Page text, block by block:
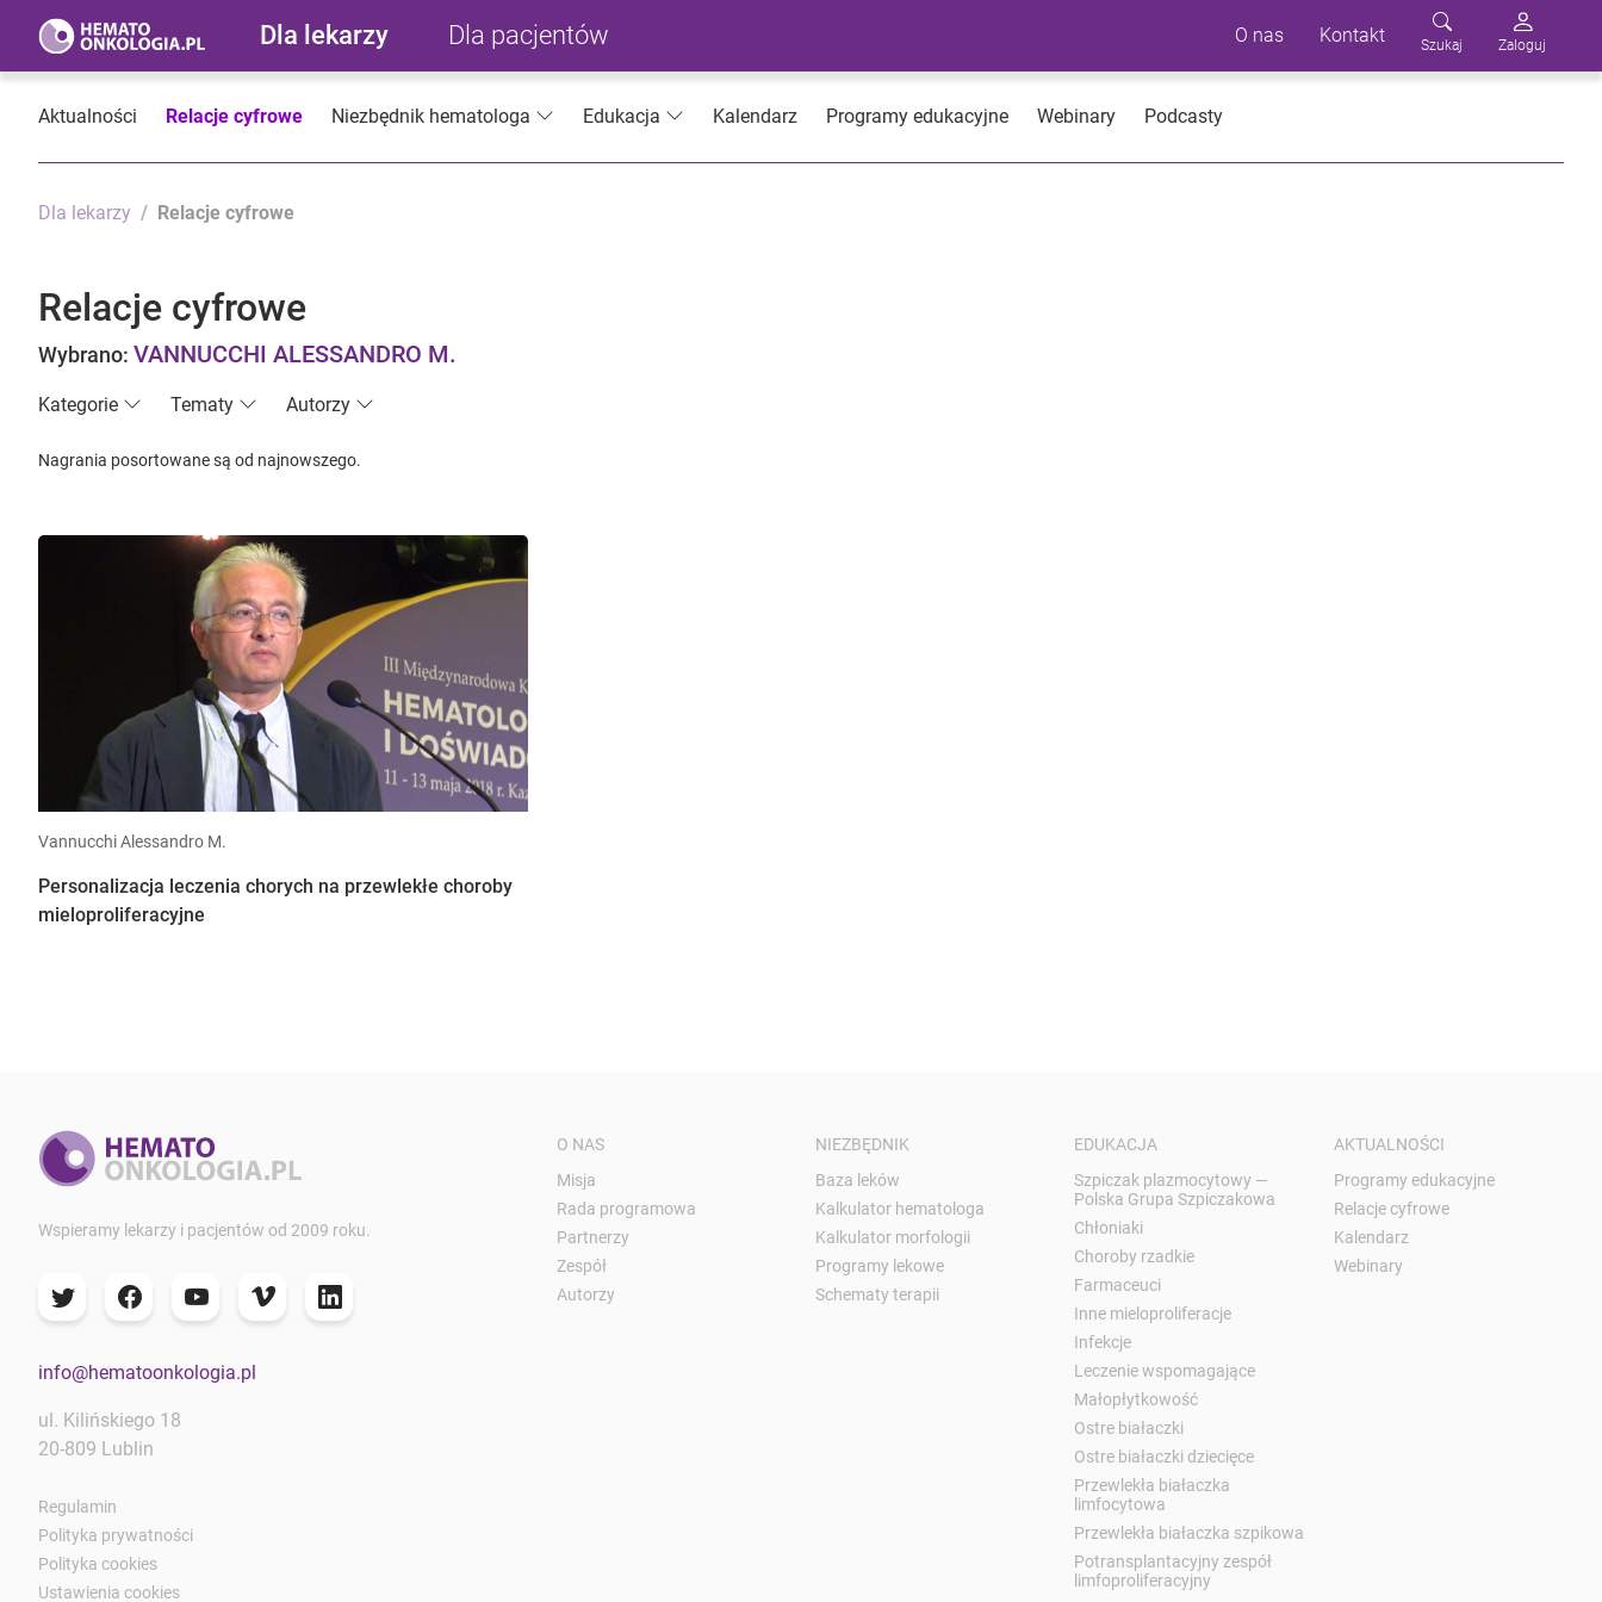
Dla lekarzy Dla pacjentów O nas Kontakt Szukaj Zaloguj
Aktualności Relacje cyfrowe Niezbędnik hematologa Edukacja Kalendarz Programy edukacyjne Webinary Podcasty
Dla lekarzy Relacje cyfrowe
Relacje cyfrowe
Wybrano: VANNUCCHI ALESSANDRO M.
Kategorie Tematy Autorzy
Nagrania posortowane są od najnowszego.
Vannucchi Alessandro M.
Personalizacja leczenia chorych na przewlekłe choroby
mieloproliferacyjne
Wspieramy lekarzy i pacjentów od 2009 roku.
info@hematoonkologia.pl
ul. Kilińskiego 18
20-809 Lublin
Regulamin
Polityka prywatności
Polityka cookies
Ustawienia cookies
O NAS
Misja
Rada programowa
Partnerzy
Zespół
Autorzy
NIEZBĘDNIK
Baza leków
Kalkulator hematologa
Kalkulator morfologii
Programy lekowe
Schematy terapii
EDUKACJA
Szpiczak plazmocytowy —
Polska Grupa Szpiczakowa
Chłoniaki
Choroby rzadkie
Farmaceuci
Inne mieloproliferacje
Infekcje
Leczenie wspomagające
Małopłytkowość
Ostre białaczki
Ostre białaczki dziecięce
Przewlekła białaczka
limfocytowa
Przewlekła białaczka szpikowa
Potransplantacyjny zespół
limfoproliferacyjny
AKTUALNOŚCI
Programy edukacyjne
Relacje cyfrowe
Kalendarz
Webinary